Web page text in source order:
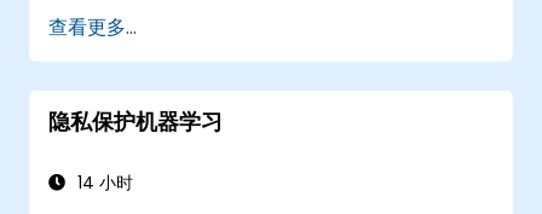
查看更多...
隐私保护机器学习
14 小时